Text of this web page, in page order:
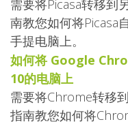
需要将Picasa转移到
南教您如何将Picasa
手提电脑上。
如何将 Google
10的电脑上
需要将Chrome转移
指南教您如何将